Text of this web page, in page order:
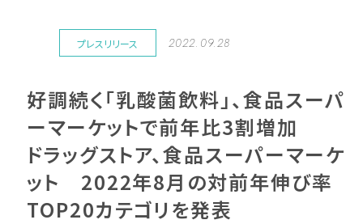
プレスリリース 2022.09.28
好調続く「乳酸菌飲料」、食品スーパ
ーマーケットで前年比3割増加
ドラッグストア、食品スーパーマーケ
ット 2022年8月の対前年伸び率
TOP20カテゴリを発表